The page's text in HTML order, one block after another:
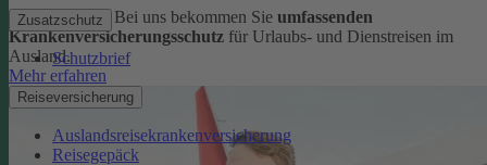
Zusatzschutz
Schutzbrief
Reiseversicherung
Auslandsreisekrankenversicherung
Reisegepäck
Sorglos reisen: Bei uns bekommen Sie umfassenden
Krankenversicherungsschutz für Urlaubs- und Dienstreisen im
Ausland.
Mehr erfahren